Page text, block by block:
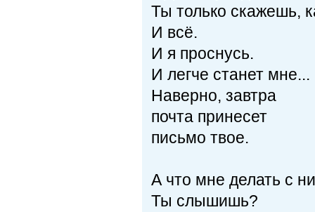
Ты только скажешь,
И всё.
И я проснусь.
И легче станет мне...
Наверно, завтра
почта принесет
письмо твое.
А что мне делать с
Ты слышишь?